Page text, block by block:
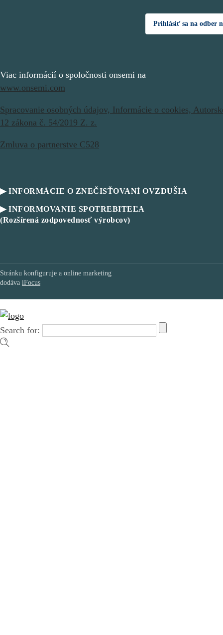
Prihlásiť sa na odber
Viac informácií o spoločnosti onsemi na
www.onsemi.com
Spracovanie osobných údajov, Informácie o cookies,
12 zákona č. 54/2019 Z. z.
Zmluva o partnerstve C528
▶ INFORMÁCIE O ZNEČISŤOVANÍ OVZDUŠIA
▶ INFORMOVANIE SPOTREBITEĽA
(Rozšírená zodpovednosť výrobcov)
Stránku konfiguruje a online marketing
dodáva iFocus
Search for: